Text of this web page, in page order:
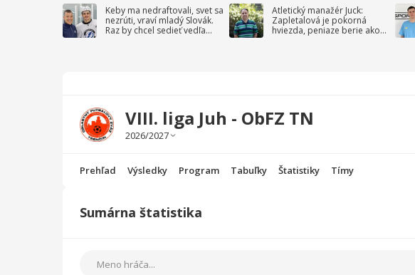
Keby ma nedraftovali, svet sa
nezrúti, vraví mladý Slovák.
Raz by chcel sedieť vedľa
Atletický manažér Juck:
Zapletalová je pokorná
hviezda, peniaze berie ako
VIII. liga Juh - ObFZ TN
Prehľad Výsledky Program Tabuľky Štatistiky Tímy
Sumárna štatistika